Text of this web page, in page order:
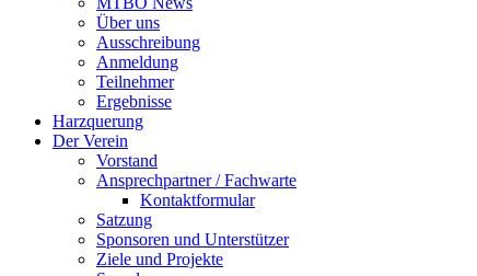
Über uns
Ausschreibung
Anmeldung
Teilnehmer
Ergebnisse
Harzquerung
Der Verein
Vorstand
Ansprechpartner / Fachwarte
Kontaktformular
Satzung
Sponsoren und Unterstützer
Ziele und Projekte